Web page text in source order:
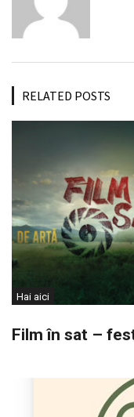
RELATED POSTS
Hai aici
Film în sat –